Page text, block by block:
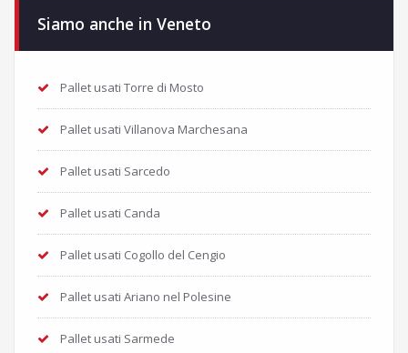
Siamo anche in Veneto
Pallet usati Torre di Mosto
Pallet usati Villanova Marchesana
Pallet usati Sarcedo
Pallet usati Canda
Pallet usati Cogollo del Cengio
Pallet usati Ariano nel Polesine
Pallet usati Sarmede